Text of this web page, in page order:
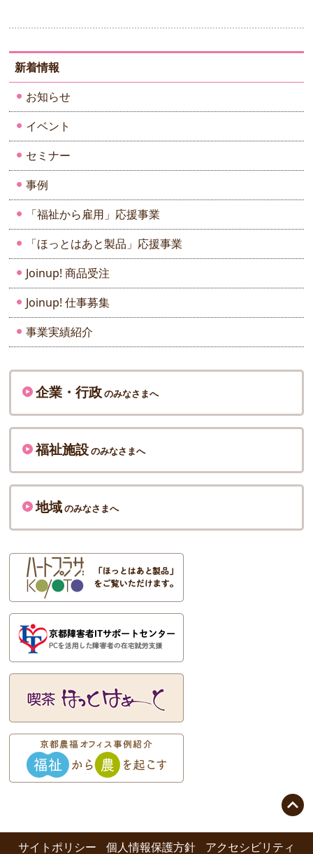
新着情報
お知らせ
イベント
セミナー
事例
「福祉から雇用」応援事業
「ほっとはあと製品」応援事業
Joinup! 商品受注
Joinup! 仕事募集
事業実績紹介
企業・行政のみなさまへ
福祉施設のみなさまへ
地域のみなさまへ

サイトポリシー 個人情報保護方針 アクセシビリティ